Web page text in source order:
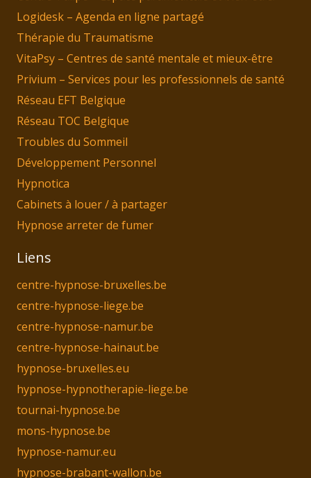
Logidesk – Agenda en ligne partagé
Thérapie du Traumatisme
VitaPsy – Centres de santé mentale et mieux-être
Privium – Services pour les professionnels de santé
Réseau EFT Belgique
Réseau TOC Belgique
Troubles du Sommeil
Développement Personnel
Hypnotica
Cabinets à louer / à partager
Hypnose arreter de fumer
Liens
centre-hypnose-bruxelles.be
centre-hypnose-liege.be
centre-hypnose-namur.be
centre-hypnose-hainaut.be
hypnose-bruxelles.eu
hypnose-hypnotherapie-liege.be
tournai-hypnose.be
mons-hypnose.be
hypnose-namur.eu
hypnose-brabant-wallon.be